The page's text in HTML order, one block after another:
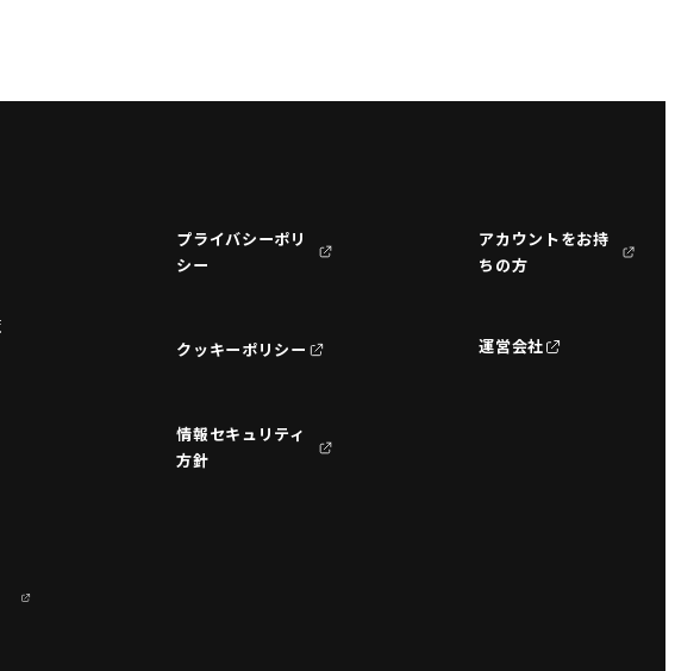
プライバシーポリ
シー
クッキーポリシー
情報セキュリティ
方針
アカウントをお持
ちの方
運営会社